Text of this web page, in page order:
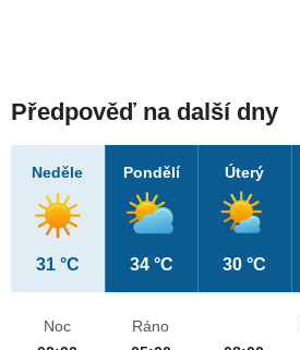
Předpověď na další dny
Neděle
31 °C
Pondělí
34 °C
Úterý
30 °C
Noc
Ráno